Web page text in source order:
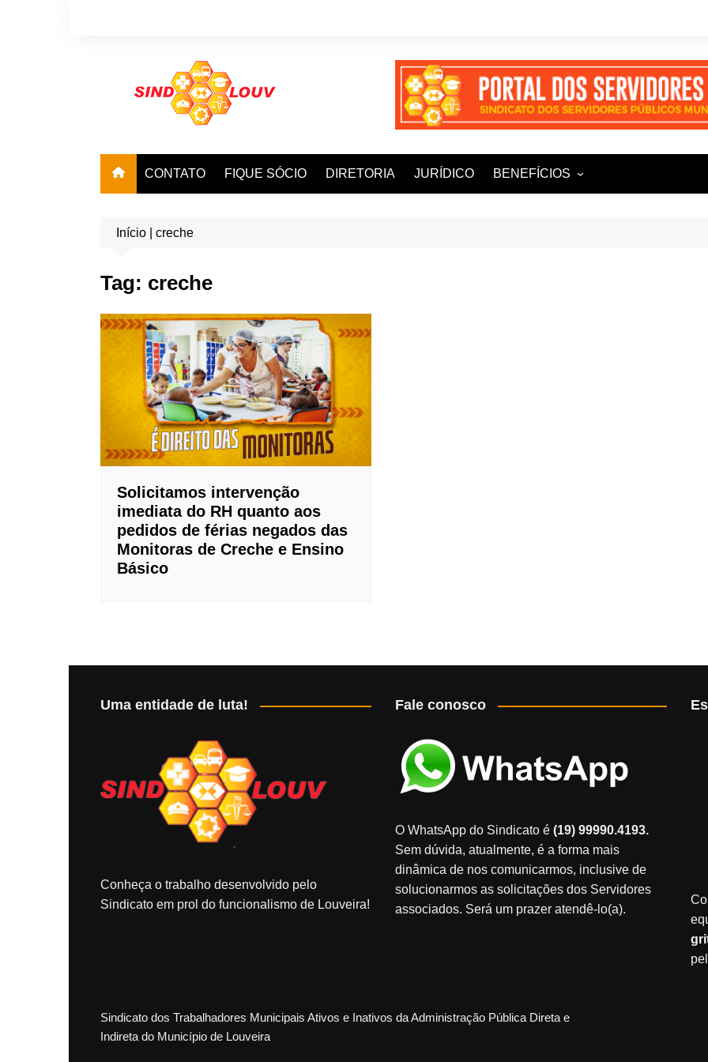
CONTATO FIQUE SÓCIO DIRETORIA JURÍDICO BENEFÍCIOS
Início creche
Tag: creche
Solicitamos intervenção
imediata do RH quanto aos
pedidos de férias negados das
Monitoras de Creche e Ensino
Básico
Uma entidade de luta!
Conheça o trabalho desenvolvido pelo
Sindicato em prol do funcionalismo de Louveira!
Fale conosco
O WhatsApp do Sindicato é (19) 99990.4193.
Sem dúvida, atualmente, é a forma mais
dinâmica de nos comunicarmos, inclusive de
solucionarmos as solicitações dos Servidores
associados. Será um prazer atendê-lo(a).
Sindicato dos Trabalhadores Municipais Ativos e Inativos da Administração Pública Direta e
Indireta do Município de Louveira